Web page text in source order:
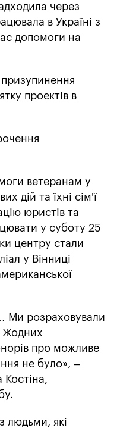
через
в Україні з
допомоги на
призупинення
проектів в
ветеранам у
дій та їхні сім'ї
юристів та
у суботу 25
центру стали
у Вінниці
Ми розраховували
Жодних
про можливе
не було», –
людьми, які